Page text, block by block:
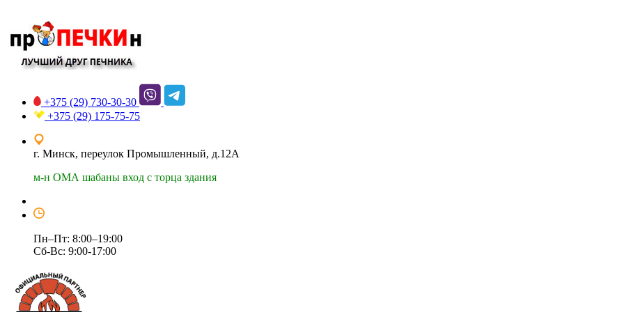
+375 (29) 730-30-30
+375 (29) 175-75-75
г. Минск, переулок Промышленный, д.12А
м-н ОМА шабаны вход с торца здания
Пн–Пт: 8:00–19:00
Сб-Вс: 9:00-17:00